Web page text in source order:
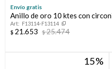
Envío gratis
Anillo de oro 10 ktes con
F13114-F13114
$ 21.653 $25.474
15
Compromiso